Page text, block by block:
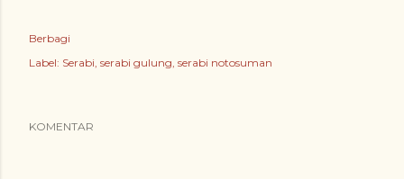
Berbagi
Label: Serabi serabi gulung serabi notosuman
KOMENTAR